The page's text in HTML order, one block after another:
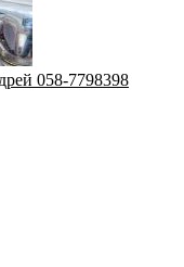
058-7798398